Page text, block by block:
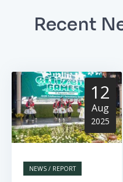
Recent
12
Aug
2025
NEWS / REPORT